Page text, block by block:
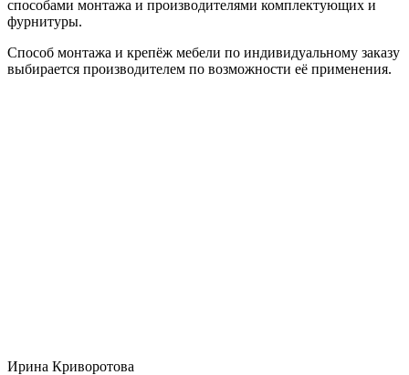
способами монтажа и производителями комплектующих и
фурнитуры.
Способ монтажа и крепёж мебели по индивидуальному заказу
выбирается производителем по возможности её применения.
Ирина Криворотова